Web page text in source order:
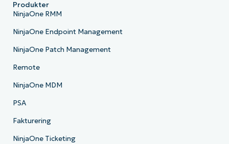
Produkter
NinjaOne RMM
NinjaOne Endpoint Management
NinjaOne Patch Management
Remote
NinjaOne MDM
PSA
Fakturering
NinjaOne Ticketing